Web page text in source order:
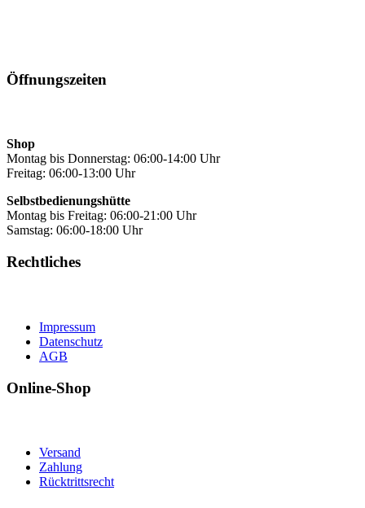
Öffnungszeiten
Shop
Montag bis Donnerstag: 06:00-14:00 Uhr
Freitag: 06:00-13:00 Uhr
Selbstbedienungshütte
Montag bis Freitag: 06:00-21:00 Uhr
Samstag: 06:00-18:00 Uhr
Rechtliches
Impressum
Datenschutz
AGB
Online-Shop
Versand
Zahlung
Rücktrittsrecht